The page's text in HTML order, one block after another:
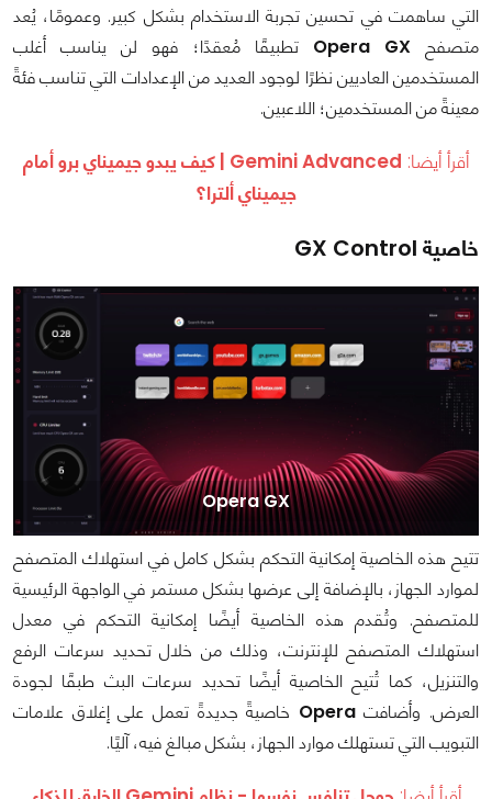
التي ساهمت في تحسين تجربة الاستخدام بشكل كبير. وعمومًا، يُعد
متصفحOpera GX تطبيقًا مُعقدًا؛ فهو لن يناسب أغلب
المستخدمين العاديين نظرًا لوجود العديد من الإعدادات التي تناسب فئةً
معينةً من المستخدمين؛ اللاعبين.
أقرأ أيضا:
Gemini Advanced | كيف يبدو جيميناي برو أمام
جيميناي ألترا؟
خاصية GX Control
Opera GX
تتيح هذه الخاصية إمكانية التحكم بشكل كامل في استهلاك المتصفح
لموارد الجهاز، بالإضافة إلى عرضها بشكل مستمر في الواجهة الرئيسية
للمتصفح. وتُقدم هذه الخاصية أيضًا إمكانية التحكم في معدل
استهلاك المتصفح للإنترنت، وذلك من خلال تحديد سرعات الرفع
والتنزيل، كما تُتيح الخاصية أيضًا تحديد سرعات البث طبقًا لجودة
العرض. وأضافتOpera خاصيةً جديدةً تعمل على إغلاق علامات
التبويب التي تستهلك موارد الجهاز، بشكل مبالغ فيه، آليًا.